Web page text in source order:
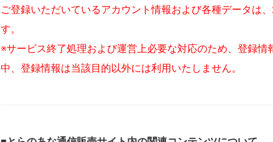
ご登録いただいているアカウント情報および各種データは
す。
※サービス終了処理および運営上必要な対応のため、登録
中、登録情報は当該目的以外には利用いたしません。